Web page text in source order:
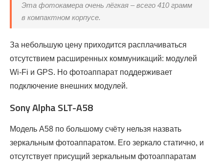
Эта фотокамера очень лёгкая – всего 410 грамм
в компактном корпусе.
За небольшую цену приходится расплачиваться
отсутствием расширенных коммуникаций: модулей
Wi-Fi и GPS. Но фотоаппарат поддерживает
подключение внешних модулей.
Sony Alpha SLT-A58
Модель А58 по большому счёту нельзя назвать
зеркальным фотоаппаратом. Его зеркало статично, и
отсутствует присущий зеркальным фотоаппаратам